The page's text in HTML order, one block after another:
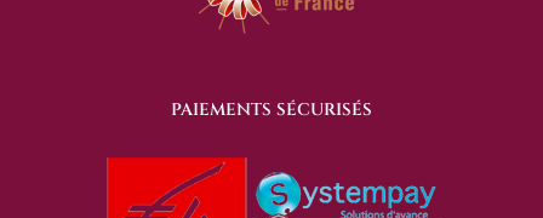
PAIEMENTS SÉCURISÉS